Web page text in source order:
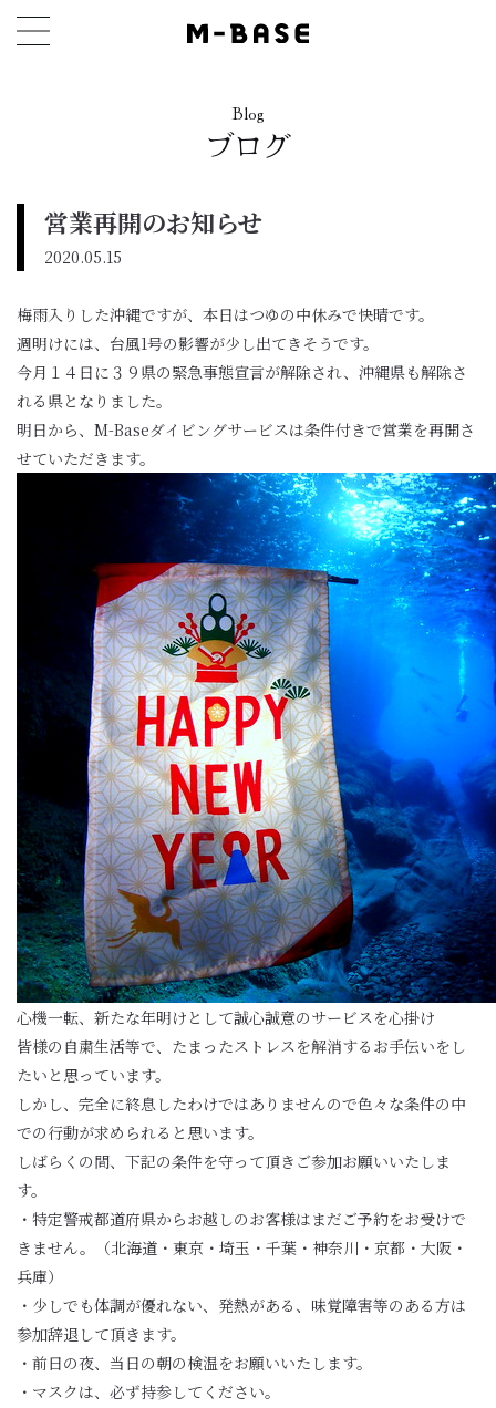
Blog
ブログ
営業再開のお知らせ
2020.05.15
梅雨入りした沖縄ですが、本日はつゆの中休みで快晴です。
週明けには、台風1号の影響が少し出てきそうです。
今月１４日に３９県の緊急事態宣言が解除され、沖縄県も解除さ
れる県となりました。
明日から、M-Baseダイビングサービスは条件付きで営業を再開さ
せていただきます。
心機一転、新たな年明けとして誠心誠意のサービスを心掛け
皆様の自粛生活等で、たまったストレスを解消するお手伝いをし
たいと思っています。
しかし、完全に終息したわけではありませんので色々な条件の中
での行動が求められると思います。
しばらくの間、下記の条件を守って頂きご参加お願いいたしま
す。
・特定警戒都道府県からお越しのお客様はまだご予約をお受けで
きません。（北海道・東京・埼玉・千葉・神奈川・京都・大阪・
兵庫）
・少しでも体調が優れない、発熱がある、味覚障害等のある方は
参加辞退して頂きます。
・前日の夜、当日の朝の検温をお願いいたします。
・マスクは、必ず持参してください。